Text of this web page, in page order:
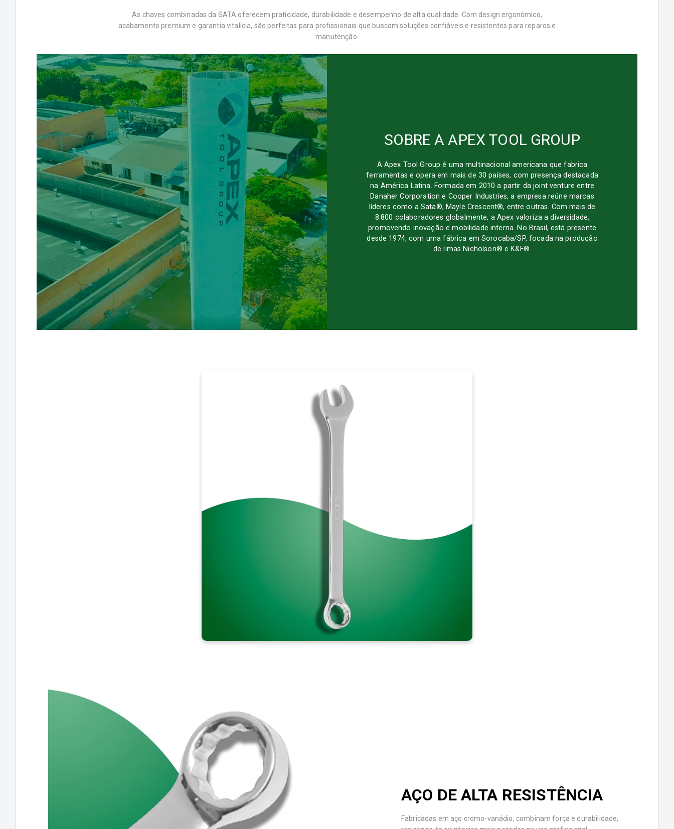
As chaves combinadas da SATA oferecem praticidade, durabilidade e desempenho de alta qualidade. Com design ergonômico,
acabamento premium e garantia vitalícia, são perfeitas para profissionais que buscam soluções confiáveis e resistentes para reparos e
manutenção.
SOBRE A APEX TOOL GROUP
A Apex Tool Group é uma multinacional americana que fabrica
ferramentas e opera em mais de 30 países, com presença destacada
na América Latina. Formada em 2010 a partir da joint venture entre
Danaher Corporation e Cooper Industries, a empresa reúne marcas
líderes como a Sata®, Mayle Crescent®, entre outras. Com mais de
8.800 colaboradores globalmente, a Apex valoriza a diversidade,
promovendo inovação e mobilidade interna. No Brasil, está presente
desde 1974, com uma fábrica em Sorocaba/SP, focada na produção
de limas Nicholson® e K&F®.
, atendendo diversas necessidades. Cada chave possui dois lados: boca fixa e ponta
estrela, proporcionando versatilidade em apertos e desapertos. Produzidas em
aço cromo-
, oferecem alta durabilidade e resistência à corrosão. O acabamento polido, aliado ao
baixo-relevo para fácil identificação e garantia vitalícia, são ideais para profissionais de
mecânica e manutenção em setores urbanos, rurais e industriais.
AÇO DE ALTA RESISTÊNCIA
Fabricadas em aço cromo-vanádio, combinam força e durabilidade,